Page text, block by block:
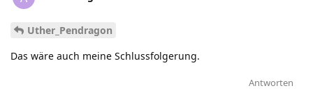
Uther_Pendragon
Das wäre auch meine Schlussfolgerung.
Antworten